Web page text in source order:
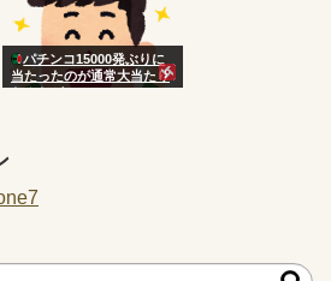
パチンコ15000発ぶりに
当たったのが通常大当たり
なんだが